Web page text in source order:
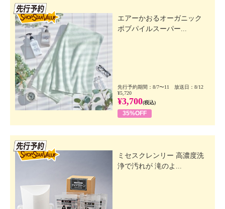
エアーかおるオーガニック
ボブパイルスーパー...
先行予約期間：8/7〜11 放送日：8/12
¥5,720
¥3,700(税込)
35%OFF
ミセスクレンリー 高濃度洗
浄で汚れが 滝のよ...